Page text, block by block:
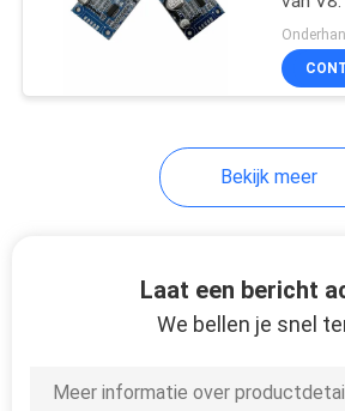
Ventilator
De Voeding
van
Bekijk meer
Laat een bericht
We bellen je snel